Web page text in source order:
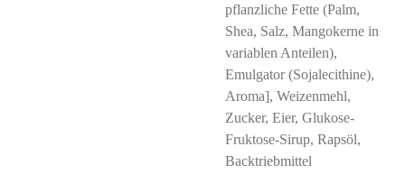
pflanzliche Fette (Palm,
Shea, Salz, Mangokerne in
variablen Anteilen),
Emulgator (Sojalecithine),
Aroma], Weizenmehl,
Zucker, Eier, Glukose-
Fruktose-Sirup, Rapsöl,
Backtriebmittel